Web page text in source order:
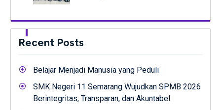
Recent Posts
Belajar Menjadi Manusia yang Peduli
SMK Negeri 11 Semarang Wujudkan SPMB 2026
Berintegritas, Transparan, dan Akuntabel